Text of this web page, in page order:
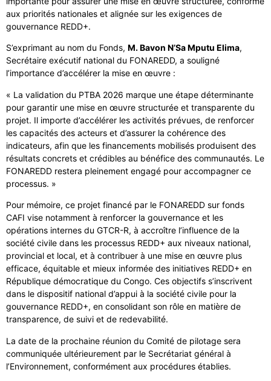
aux priorités nationales et alignée sur les exigences de
gouvernance REDD+.
S’exprimant au nom du Fonds, M. Bavon N’Sa Mputu Elima,
Secrétaire exécutif national du FONAREDD, a souligné
l’importance d’accélérer la mise en œuvre :
« La validation du PTBA 2026 marque une étape déterminante
pour garantir une mise en œuvre structurée et transparente du
projet. Il importe d’accélérer les activités prévues, de renforcer
les capacités des acteurs et d’assurer la cohérence des
indicateurs, afin que les financements mobilisés produisent des
résultats concrets et crédibles au bénéfice des communautés. Le
FONAREDD restera pleinement engagé pour accompagner ce
processus. »
Pour mémoire, ce projet financé par le FONAREDD sur fonds
CAFI vise notamment à renforcer la gouvernance et les
opérations internes du GTCR-R, à accroître l’influence de la
société civile dans les processus REDD+ aux niveaux national,
provincial et local, et à contribuer à une mise en œuvre plus
efficace, équitable et mieux informée des initiatives REDD+ en
République démocratique du Congo. Ces objectifs s’inscrivent
dans le dispositif national d’appui à la société civile pour la
gouvernance REDD+, en consolidant son rôle en matière de
transparence, de suivi et de redevabilité.
La date de la prochaine réunion du Comité de pilotage sera
communiquée ultérieurement par le Secrétariat général à
l’Environnement, conformément aux procédures établies.